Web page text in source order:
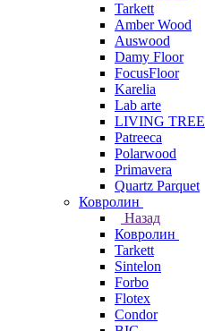
Tarkett
Amber Wood
Auswood
Damy Floor
FocusFloor
Karelia
Lab arte
LIVING TREE
Patreeca
Polarwood
Primavera
Quartz Parquet
Ковролин
Назад
Ковролин
Tarkett
Sintelon
Forbo
Flotex
Condor